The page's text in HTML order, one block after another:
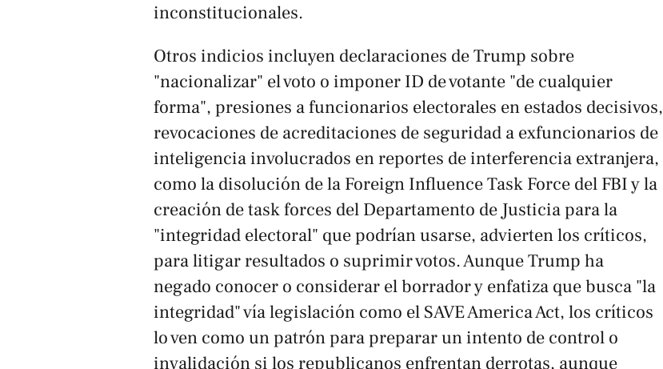
inconstitucionales.
Otros indicios incluyen declaraciones de Trump sobre
"nacionalizar" el voto o imponer ID de votante "de cualquier
forma", presiones a funcionarios electorales en estados decisivos,
revocaciones de acreditaciones de seguridad a exfuncionarios de
inteligencia involucrados en reportes de interferencia extranjera,
como la disolución de la Foreign Influence Task Force del FBI y la
creación de task forces del Departamento de Justicia para la
"integridad electoral" que podrían usarse, advierten los críticos,
para litigar resultados o suprimir votos. Aunque Trump ha
negado conocer o considerar el borrador y enfatiza que busca "la
integridad" vía legislación como el SAVE America Act, los críticos
lo ven como un patrón para preparar un intento de control o
invalidación si los republicanos enfrentan derrotas, aunque